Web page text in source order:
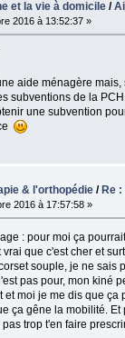
et la vie à domicile /
2016 à 13:52:37 »
aide ménagère mais,
subventions de la
une subvention
& l'orthopédie /Re :
2016 à 17:57:58 »
: pour moi ça
que c'est cher et
souple, je ne sais
pas pour, mon kiné
et moi je me dis que ça
ça gêne la mobilité. Et
trop t'en faire